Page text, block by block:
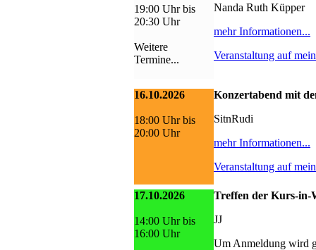
19:00 Uhr bis
20:30 Uhr
Weitere
Termine...
Nanda Ruth Küpper
mehr Informationen...
Veranstaltung auf
16.10.2026
18:00 Uhr bis
20:00 Uhr
Konzertabend mit
SitnRudi
mehr Informationen...
Veranstaltung auf
17.10.2026
14:00 Uhr bis
16:00 Uhr
Treffen der Kurs-in-
JJ
Um Anmeldung wird